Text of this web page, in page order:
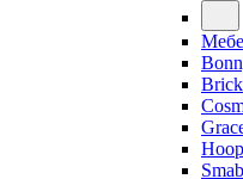
Brick
Hoop